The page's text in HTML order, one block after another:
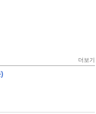
더보기